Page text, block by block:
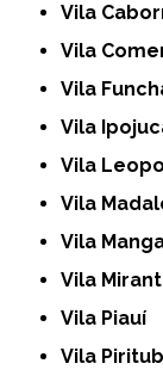
Vila
Vila
Vila
Vila
Vila
Vila
Vila
Vila
Vila Piauí
Vila